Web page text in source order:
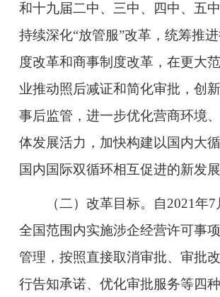
和十九届二中、三中、四中、五
持续深化“放管服”改革，统筹推
度改革和商事制度改革，在更大
业推动照后减证和简化审批，创
事后监管，进一步优化营商环境
体发展活力，加快构建以国内大循
国内国际双循环相互促进的新发展
（二）改革目标。自2021年
全国范围内实施涉企经营许可事
管理，按照直接取消审批、审批
行告知承诺、优化审批服务等四